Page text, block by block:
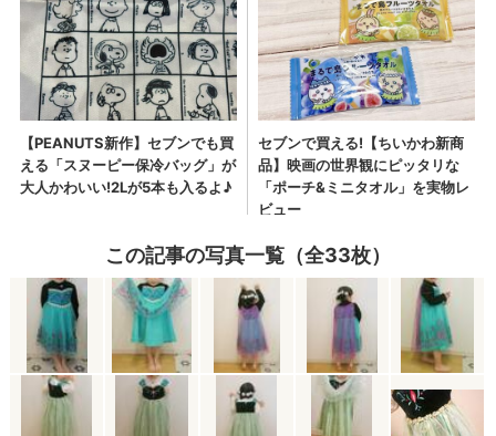
この記事の写真一覧（全33枚）